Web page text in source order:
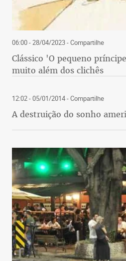
06:00 - 28/04/2023- Compartilhe
Clássico 'O pequeno
muito além dos clichês
12:02 - 05/01/2014- Compartilhe
A destruição do sonho